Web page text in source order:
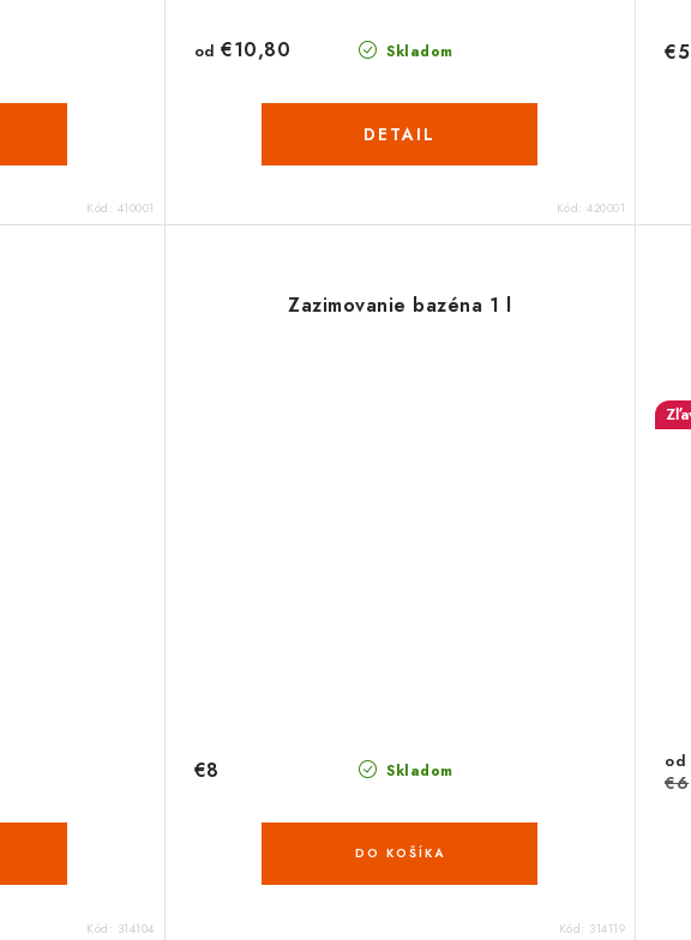
Kód: 410001
Skladom
od €10,80
DETAIL
Kód:420001
€5
Kód: 314104
Zazimovanie bazéna 1 l
Skladom
€8
DO KOŠÍKA
Kód: 314119
od
€6